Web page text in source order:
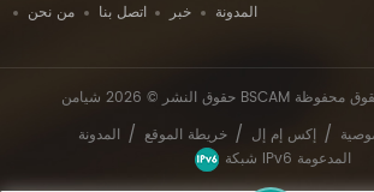
من نحن اتصل بنا خبر المدونة
المدونة / خريطة الموقع / إكس إم إل /
شبكة IPv6 المدعومة